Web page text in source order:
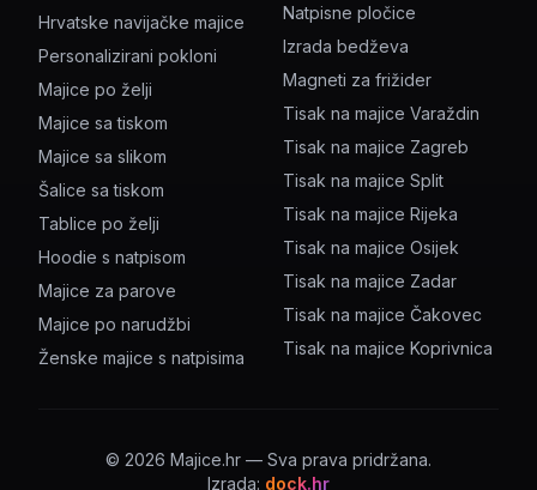
Hrvatske navijačke majice
Personalizirani pokloni
Majice po želji
Majice sa tiskom
Majice sa slikom
Šalice sa tiskom
Tablice po želji
Hoodie s natpisom
Majice za parove
Majice po narudžbi
Ženske majice s natpisima
Natpisne pločice
Izrada bedževa
Magneti za frižider
Tisak na majice Varaždin
Tisak na majice Zagreb
Tisak na majice Split
Tisak na majice Rijeka
Tisak na majice Osijek
Tisak na majice Zadar
Tisak na majice Čakovec
Tisak na majice Koprivnica
© 2026 Majice.hr — Sva prava pridržana.
Izrada: dock.hr